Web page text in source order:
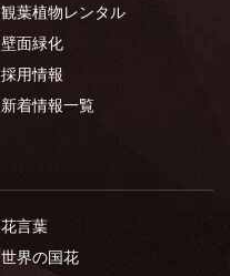
観葉植物レンタル
壁面緑化
採用情報
新着情報一覧
花言葉
世界の国花